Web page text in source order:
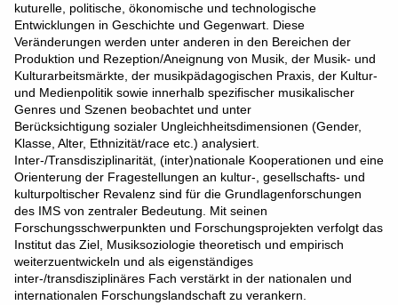
kuturelle, politische, ökonomische und technologische
Entwicklungen in Geschichte und Gegenwart. Diese
Veränderungen werden unter anderen in den Bereichen der
Produktion und Rezeption/Aneignung von Musik, der Musik- und
Kulturarbeitsmärkte, der musikpädagogischen Praxis, der Kultur-
und Medienpolitik sowie innerhalb spezifischer musikalischer
Genres und Szenen beobachtet und unter
Berücksichtigung sozialer Ungleichheitsdimensionen (Gender,
Klasse, Alter, Ethnizität/race etc.) analysiert.
Inter-/Transdisziplinarität, (inter)nationale Kooperationen und eine
Orienterung der Fragestellungen an kultur-, gesellschafts- und
kulturpoltischer Revalenz sind für die Grundlagenforschungen
des IMS von zentraler Bedeutung. Mit seinen
Forschungsschwerpunkten und Forschungsprojekten verfolgt das
Institut das Ziel, Musiksoziologie theoretisch und empirisch
weiterzuentwickeln und als eigenständiges
inter-/transdisziplinäres Fach verstärkt in der nationalen und
internationalen Forschungslandschaft zu verankern.